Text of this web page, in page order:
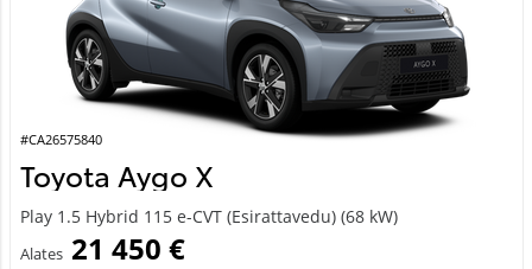
#CA26575840
Toyota Aygo X
Play 1.5 Hybrid 115 e-CVT (Esirattavedu) (68 kW)
Alates 21 450 €